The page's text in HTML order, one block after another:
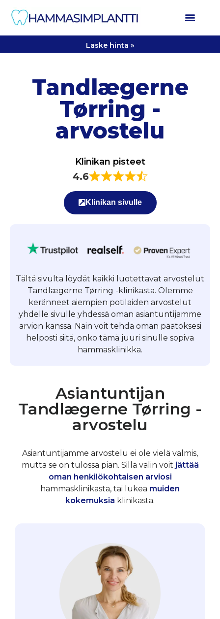
Laske hinta »
Tandlægerne
Tørring -
arvostelu
Klinikan pisteet
4.6
Klinikan sivulle
Tältä sivulta löydät kaikki luotettavat arvostelut
Tandlægerne Tørring -klinikasta. Olemme
keränneet aiempien potilaiden arvostelut
yhdelle sivulle yhdessä oman asiantuntijamme
arvion kanssa. Näin voit tehdä oman päätöksesi
helposti siitä, onko tämä juuri sinulle sopiva
hammasklinikka.
Asiantuntijan
Tandlægerne Tørring -
arvostelu
Asiantuntijamme arvostelu ei ole vielä valmis,
mutta se on tulossa pian. Sillä välin voit jättää
oman henkilökohtaisen arviosi
hammasklinikasta, tai lukea muiden
kokemuksia klinikasta.